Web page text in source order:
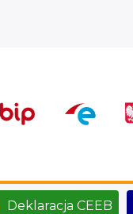
Deklaracja CEEB